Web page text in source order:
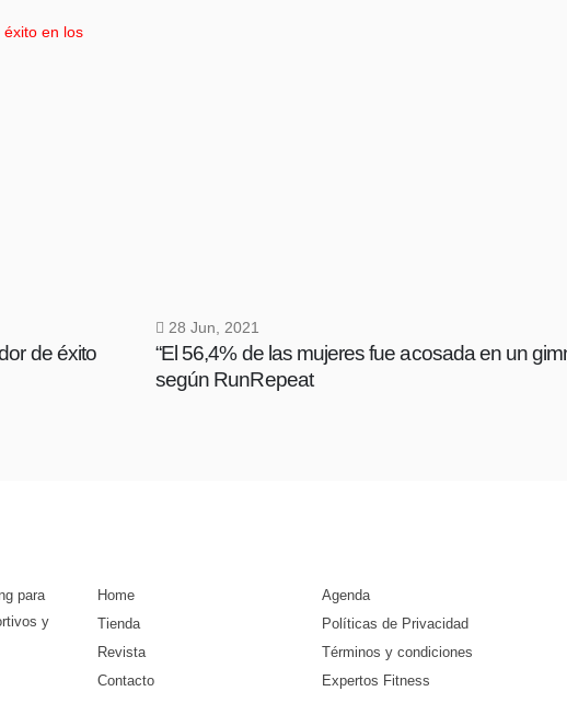
de éxito
28 Jun, 2021
“El 56,4% de las mujeres fue acosada en un
según RunRepeat
para
y
Home
Tienda
Revista
Contacto
Agenda
Políticas de Privacidad
Términos y condiciones
Expertos Fitness